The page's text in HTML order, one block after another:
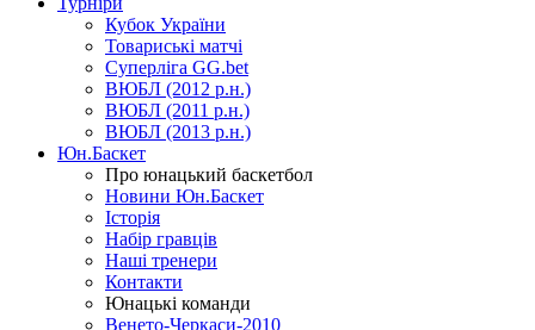
Кубок України
Товариські матчі
Суперліга GG.bet
ВЮБЛ (2012 р.н.)
ВЮБЛ (2011 р.н.)
ВЮБЛ (2013 р.н.)
Юн.Баскет
Про юнацький баскетбол
Новини Юн.Баскет
Історія
Набір гравців
Наші тренери
Контакти
Юнацькі команди
Венето-Черкаси-2010